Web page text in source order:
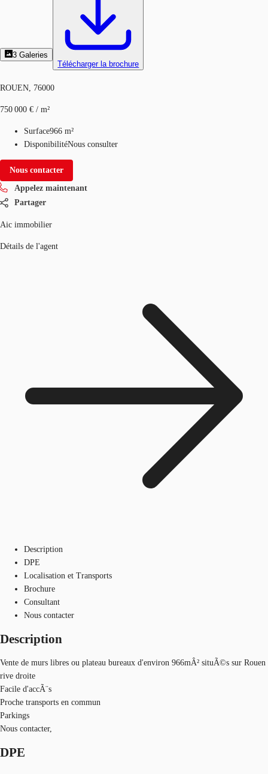
3 Galeries
Télécharger la brochure
ROUEN, 76000
750 000 € / m²
Surface966 m²
DisponibilitéNous consulter
Nous contacter
Appelez maintenant
Partager
Aic immobilier
Détails de l'agent
Description
DPE
Localisation et Transports
Brochure
Consultant
Nous contacter
Description
Vente de murs libres ou plateau bureaux d'environ 966mÂ² situÃ©s sur Rouen
rive droite
Facile d'accÃ¨s
Proche transports en commun
Parkings
Nous contacter,
DPE